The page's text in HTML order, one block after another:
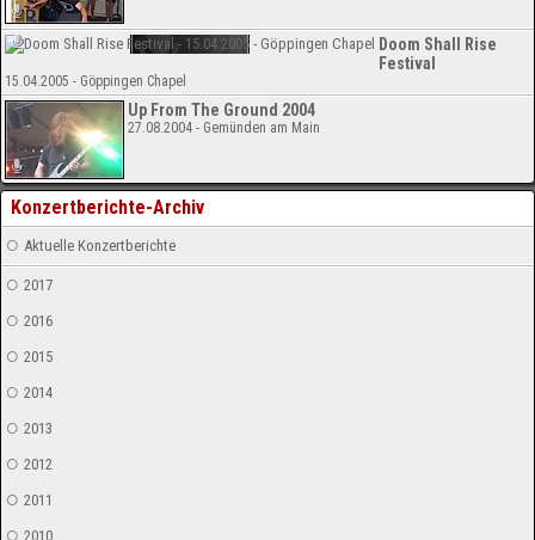
Doom Shall Rise
Festival
15.04.2005 - Göppingen Chapel
Up From The Ground 2004
27.08.2004 - Gemünden am Main
Konzertberichte-Archiv
Aktuelle Konzertberichte
2017
2016
2015
2014
2013
2012
2011
2010